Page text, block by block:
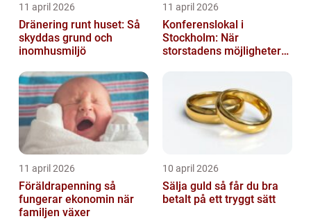
11 april 2026
Dränering runt huset: Så
skyddas grund och
inomhusmiljö
11 april 2026
Konferenslokal i
Stockholm: När
storstadens möjligheter
11 april 2026
Föräldrapenning så
fungerar ekonomin när
familjen växer
10 april 2026
Sälja guld så får du bra
betalt på ett tryggt sätt